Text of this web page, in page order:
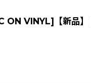
VINYL]【新品】